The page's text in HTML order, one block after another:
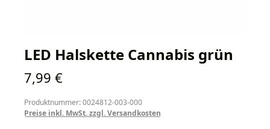
LED Halskette Cannabis grün
Regulärer Preis:
7,99 €
Produktnummer: 0024812-003-000
Preise inkl. MwSt. zzgl. Versandkosten